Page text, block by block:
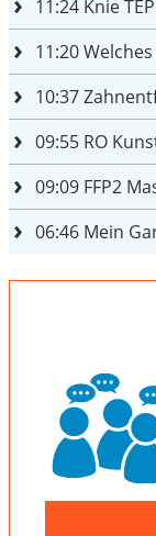
11:24 Knie
11:20
10:37
09:55 RO
09:09 FFP2
06:46 Mein